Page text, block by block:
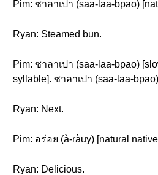
Pim: ซาลาเปา (saa-laa-bpao)
Ryan: Steamed bun.
Pim: ซาลาเปา (saa-laa-bpao)
syllable]. ซาลาเปา (saa-laa-
Ryan: Next.
Pim: อร่อย (à-ràuy) [natural
Ryan: Delicious.